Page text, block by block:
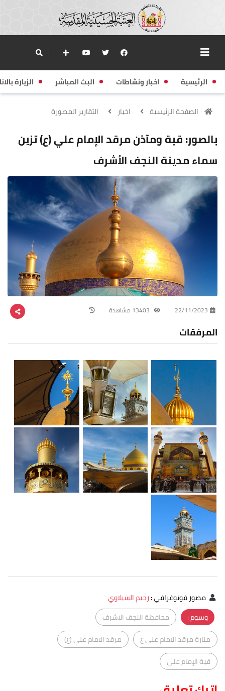
الرئيسية اخبار ونشاطات البث المباشر الزيارة
الصفحة الرئيسية اخبار التقارير المصورة
بالصور: قبة ومآذن مرقد الإمام علي (ع) تزين
سماء مدينة النجف الأشرف
22/11/2023
المرفقات
مصور فوتوغرافي:رحيم السيلاوي
وسوم :
محافظة النجف الاشرف
منارة مرقد الامام علي ع
مرقد الامام علي (ع)
قبة الإمام علي